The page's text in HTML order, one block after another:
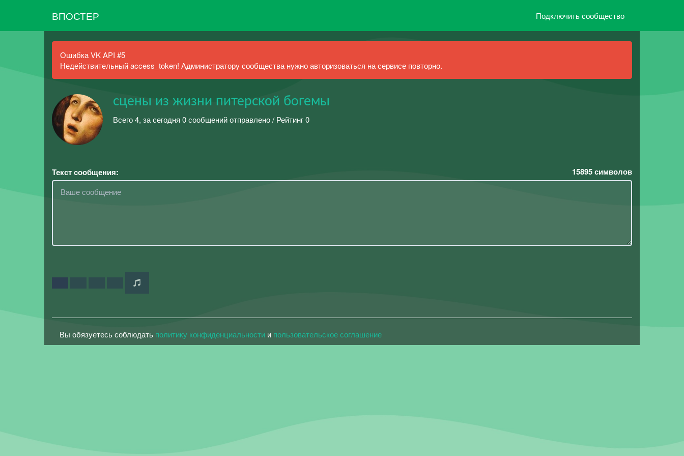
ВПОСТЕР Подключить сообщество
Ошибка VK API #5
Недействительный access_token! Администратору сообщества нужно авторизоваться на сервисе повторно.
сцены из жизни питерской богемы
Всего 4, за сегодня 0 сообщений отправлено / Рейтинг 0
Текст сообщения: 15895символов
Вы обязуетесь соблюдать политику конфиденциальности и пользовательское соглашение